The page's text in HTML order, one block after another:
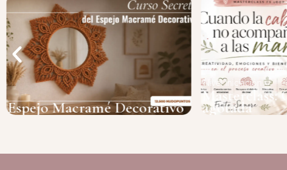
Decorativo
Nivel Iniciación
Masterclass:
agotada